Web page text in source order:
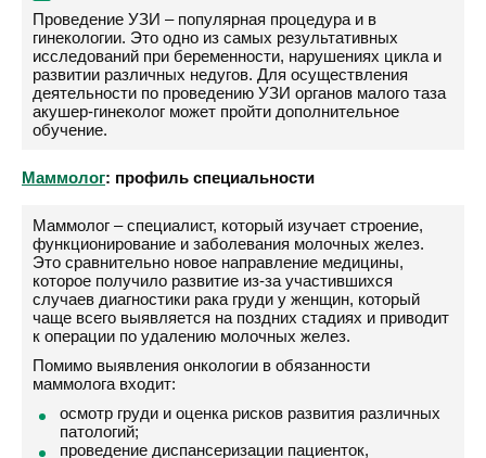
Проведение УЗИ – популярная процедура и в
гинекологии. Это одно из самых результативных
исследований при беременности, нарушениях цикла и
развитии различных недугов. Для осуществления
деятельности по проведению УЗИ органов малого таза
акушер-гинеколог может пройти дополнительное
обучение.
Маммолог: профиль специальности
Маммолог – специалист, который изучает строение,
функционирование и заболевания молочных желез.
Это сравнительно новое направление медицины,
которое получило развитие из-за участившихся
случаев диагностики рака груди у женщин, который
чаще всего выявляется на поздних стадиях и приводит
к операции по удалению молочных желез.
Помимо выявления онкологии в обязанности
маммолога входит:
осмотр груди и оценка рисков развития различных
патологий;
проведение диспансеризации пациенток,